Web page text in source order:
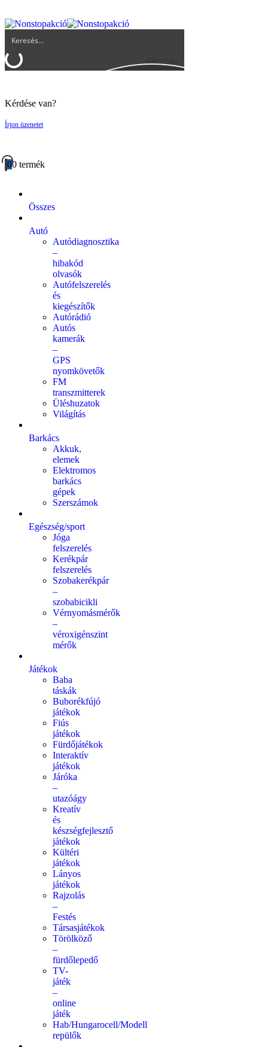
Keresés
Kérdése van?
Írjon üzenetet
00 termék
Összes
Autó
Autódiagnosztika
–
hibakód
olvasók
Autófelszerelés
és
kiegészítők
Autórádió
Autós
kamerák
–
GPS
nyomkövetők
FM
transzmitterek
Üléshuzatok
Világítás
Barkács
Akkuk,
elemek
Elektromos
barkács
gépek
Szerszámok
Egészség/sport
Jóga
felszerelés
Kerékpár
felszerelés
Szobakerékpár
–
szobabicikli
Vérnyomásmérők
–
véroxigénszint
mérők
Játékok
Baba
táskák
Buborékfújó
játékok
Fiús
játékok
Fürdőjátékok
Interaktív
játékok
Járóka
–
utazóágy
Kreatív
és
készségfejlesztő
játékok
Kültéri
játékok
Lányos
játékok
Rajzolás
–
Festés
Társasjátékok
Törölköző
–
fürdőlepedő
TV-
játék
–
online
játék
Hab/Hungarocell/Modell
repülők